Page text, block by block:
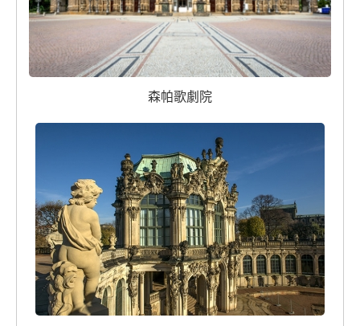
森帕歌劇院